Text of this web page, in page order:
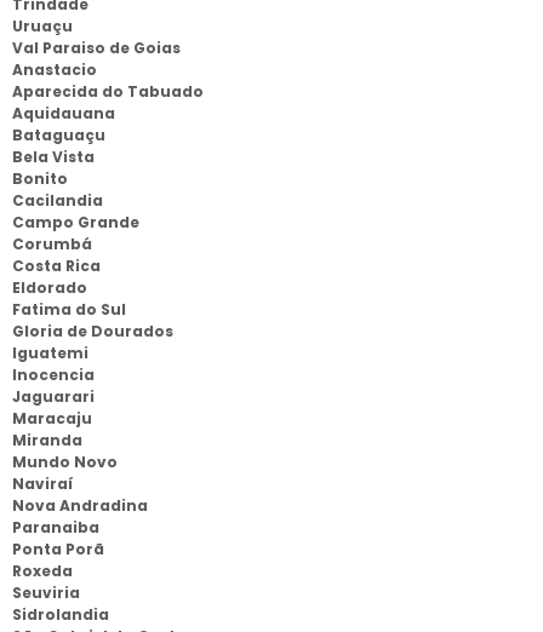
Trindade
Uruaçu
Val Paraiso de Goias
Anastacio
Aparecida do Tabuado
Aquidauana
Bataguaçu
Bela Vista
Bonito
Cacilandia
Campo Grande
Corumbá
Costa Rica
Eldorado
Fatima do Sul
Gloria de Dourados
Iguatemi
Inocencia
Jaguarari
Maracaju
Miranda
Mundo Novo
Naviraí
Nova Andradina
Paranaiba
Ponta Porã
Roxeda
Seuviria
Sidrolandia